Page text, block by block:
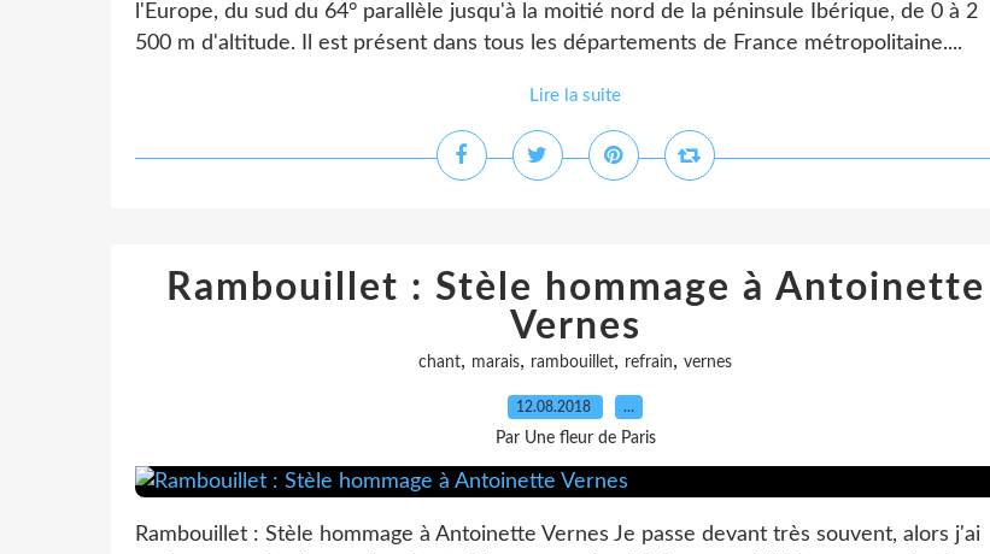
l'Europe, du sud du 64° parallèle jusqu'à la moitié nord de la péninsule Ibérique, de 0 à 2
500 m d'altitude. Il est présent dans tous les départements de France métropolitaine....
Lire la suite
Rambouillet : Stèle hommage à Antoinette
Vernes
chant, marais, rambouillet, refrain, vernes
12.08.2018 …
Par Une fleur de Paris
Rambouillet : Stèle hommage à Antoinette Vernes Je passe devant très souvent, alors j'ai